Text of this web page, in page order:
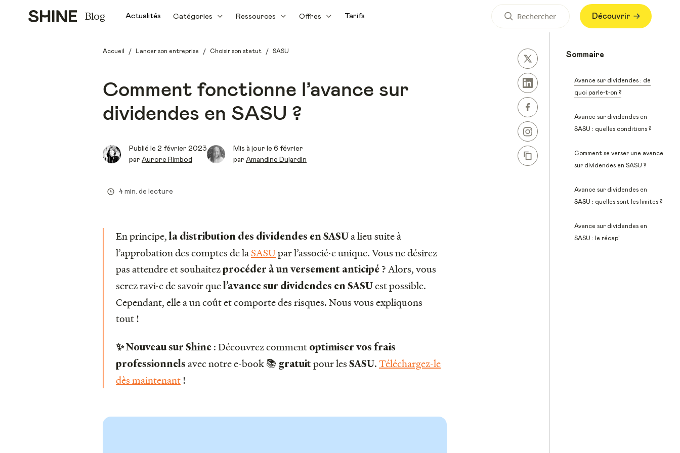
Blog Actualités Catégories Ressources Offres Tarifs Découvrir
Accueil / Lancer son entreprise / Choisir son statut / SASU
Comment fonctionne l’avance sur
dividendes en SASU ?
Publié le 2 février 2023
par Aurore Rimbod
Mis à jour le 6 février
par Amandine Dujardin
4 min. de lecture
En principe, la distribution des dividendes en SASUa lieu suite à
l’approbation des comptes de laSASUpar l’associé·e unique. Vous ne désirez
pas attendre et souhaitezprocéder à un versement anticipé ? Alors, vous
serez ravi·e de savoir quel’avance sur dividendes en SASUest possible.
Cependant, elle a un coût et comporte des risques. Nous vous expliquons
tout !
✨ Nouveau sur Shine :Découvrez comment optimiser vos frais
professionnels avec notre e-book 📚 gratuit pour les SASU.Téléchargez-le
dès maintenant!
Sommaire
Avance sur dividendes : de
quoi parle-t-on ?
Avance sur dividendes en
SASU : quelles conditions ?
Comment se verser une avance
sur dividendes en SASU ?
Avance sur dividendes en
SASU : quelles sont les limites ?
Avance sur dividendes en
SASU : le récap'